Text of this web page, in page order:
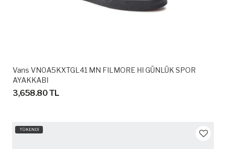
Vans VN0A5KXTGL41 MN FILMORE HI GÜNLÜK SPOR
AYAKKABI
3,658.80 TL
TÜKENDİ